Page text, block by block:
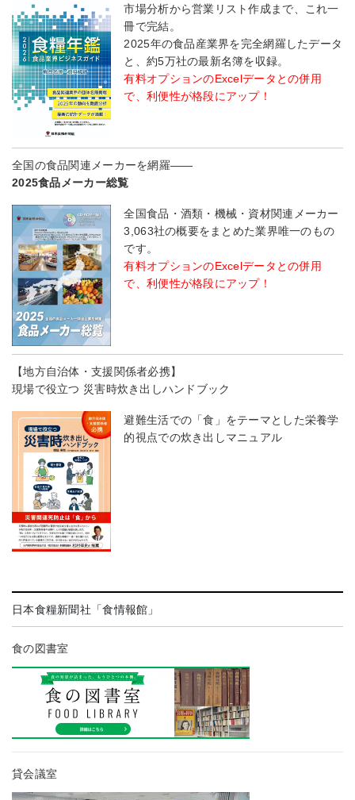
市場分析から営業リスト作成まで、これ一
冊で完結。
2025年の食品産業界を完全網羅したデータ
と、約5万社の最新名簿を収録。
有料オプションのExcelデータとの併用
で、利便性が格段にアップ！
全国の食品関連メーカーを網羅――
2025食品メーカー総覧
全国食品・酒類・機械・資材関連メーカー
3,063社の概要をまとめた業界唯一のもの
です。
有料オプションのExcelデータとの併用
で、利便性が格段にアップ！
【地方自治体・支援関係者必携】
現場で役立つ 災害時炊き出しハンドブック
避難生活での「食」をテーマとした栄養学
的視点での炊き出しマニュアル
日本食糧新聞社「食情報館」
食の図書室
貸会議室